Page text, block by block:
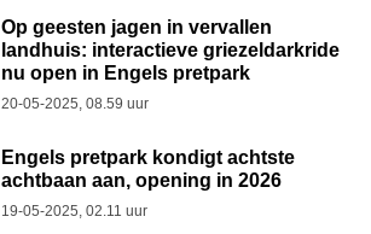
Op geesten jagen in vervallen
landhuis: interactieve griezeldarkride
nu open in Engels pretpark
20-05-2025, 08.59 uur
Engels pretpark kondigt achtste
achtbaan aan, opening in 2026
19-05-2025, 02.11 uur